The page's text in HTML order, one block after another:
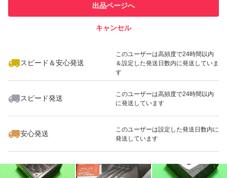
スピード&安心発送
※このバッジは実績に基づく表示であり、発送を保証しているものではあり
スピード＆安心発送
このユーザーは高頻度で24時間以内
＆設定した発送日数内に発送していま
す
スピード発送
このユーザーは高頻度で24時間以内
に発送しています
安心発送
このユーザーは設定した発送日数内に
発送しています
出品ページへ
キャンセル